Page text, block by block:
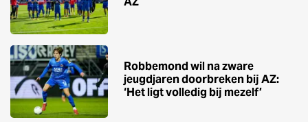
Robbemond wil na zware
jeugdjaren doorbreken bij AZ:
‘Het ligt volledig bij mezelf’